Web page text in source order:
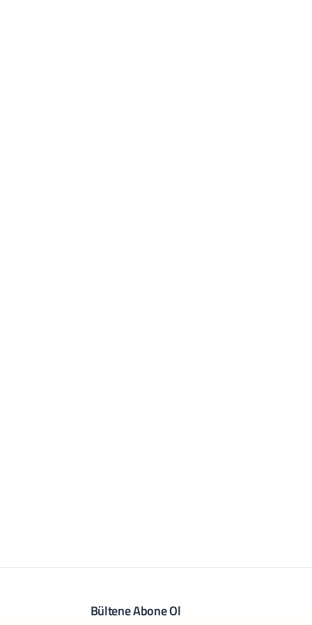
Bültene Abone Ol